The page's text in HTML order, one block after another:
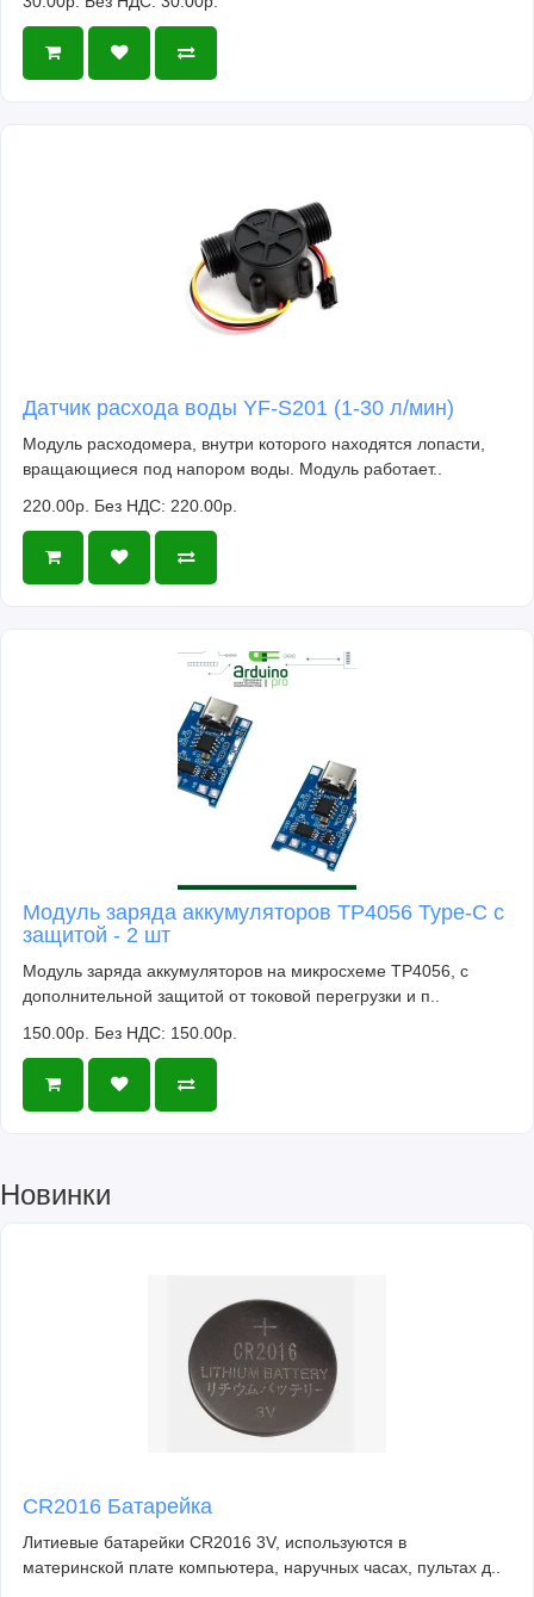
Датчик расхода воды YF-S201 (1-30 л/мин)
Модуль расходомера, внутри которого находятся лопасти,
вращающиеся под напором воды. Модуль работает..
220.00р. Без НДС: 220.00р.
Модуль заряда аккумуляторов TP4056 Type-C с
защитой - 2 шт
Модуль заряда аккумуляторов на микросхеме TP4056, с
дополнительной защитой от токовой перегрузки и п..
150.00р. Без НДС: 150.00р.
Новинки
CR2016 Батарейка
Литиевые батарейки CR2016 3V, используются в
материнской плате компьютера, наручных часах, пультах д..